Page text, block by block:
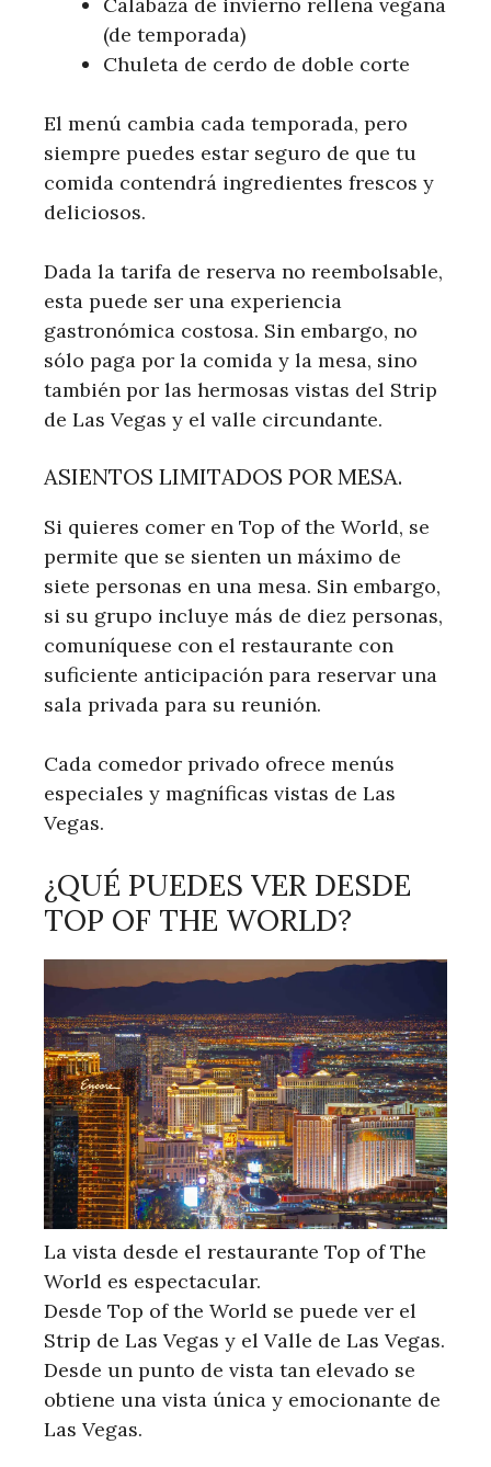
Calabaza de invierno rellena vegana
(de temporada)
Chuleta de cerdo de doble corte
El menú cambia cada temporada, pero
siempre puedes estar seguro de que tu
comida contendrá ingredientes frescos y
deliciosos.
Dada la tarifa de reserva no reembolsable,
esta puede ser una experiencia
gastronómica costosa. Sin embargo, no
sólo paga por la comida y la mesa, sino
también por las hermosas vistas del Strip
de Las Vegas y el valle circundante.
ASIENTOS LIMITADOS POR MESA.
Si quieres comer en Top of the World, se
permite que se sienten un máximo de
siete personas en una mesa. Sin embargo,
si su grupo incluye más de diez personas,
comuníquese con el restaurante con
suficiente anticipación para reservar una
sala privada para su reunión.
Cada comedor privado ofrece menús
especiales y magníficas vistas de Las
Vegas.
¿QUÉ PUEDES VER DESDE
TOP OF THE WORLD?
La vista desde el restaurante Top of The
World es espectacular.
Desde Top of the World se puede ver el
Strip de Las Vegas y el Valle de Las Vegas.
Desde un punto de vista tan elevado se
obtiene una vista única y emocionante de
Las Vegas.